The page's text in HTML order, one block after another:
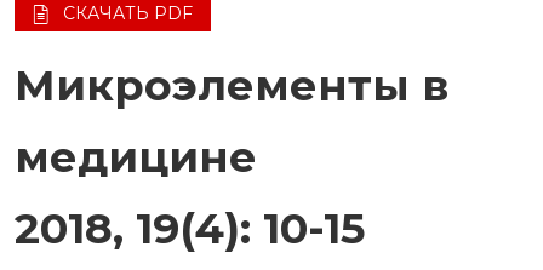
СКАЧАТЬ PDF
Микроэлементы в
медицине
2018, 19(4): 10-15